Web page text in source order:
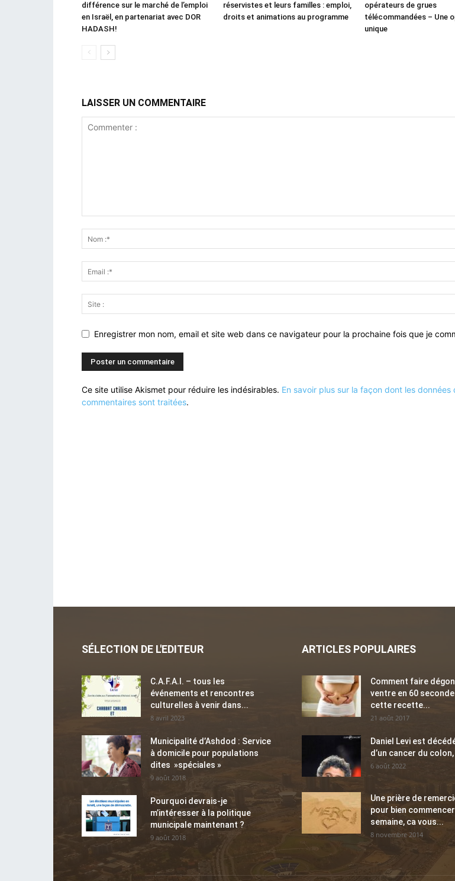
différence sur le marché de l’emploi
en Israël, en partenariat avec DOR
HADASH!
réservistes et leurs familles : emploi,
droits et animations au programme
opérateurs de grues
télécommandées – Une
unique
LAISSER UN COMMENTAIRE
Enregistrer mon nom, email et site web dans ce navigateur pour la prochaine fois que je
Ce site utilise Akismet pour réduire les indésirables. En savoir plus sur la façon dont les données
commentaires sont traitées.
SÉLECTION DE L'EDITEUR
C.A.F.A.I. – tous les
événements et rencontres
culturelles à venir dans...
8 avril 2023
Municipalité d’Ashdod : Service
à domicile pour populations
dites »spéciales »
9 août 2018
Pourquoi devrais-je
m’intéresser à la politique
municipale maintenant ?
9 août 2018
ARTICLES POPULAIRES
Comment faire
ventre en 60
cette recette...
21 août 2017
Daniel Levi est
d’un cancer du colon,
6 août 2022
Une prière de
pour bien
semaine, ca vous...
8 novembre 2014